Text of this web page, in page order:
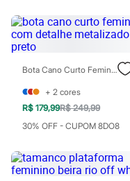
Calcinhas
Cintas e Modeladores
Meias
Sutiãs e Tops
Moda praia
Biquínis
Maiôs
Saídas de praia
Plus size
Blusas e Camisetas
Calças
Bota Cano Curto Feminina Com Detalhe Metalizado Preto
+ 2 cores
R$ 179,99R$ 249,99
30% OFF - CUPOM 8DO8